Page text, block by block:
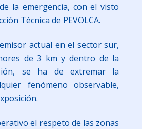
la emergencia, con el visto
Técnica de PEVOLCA.
actual en el sector sur,
de 3 km y dentro de la
se ha de extremar la
fenómeno observable,
el respeto de las zonas